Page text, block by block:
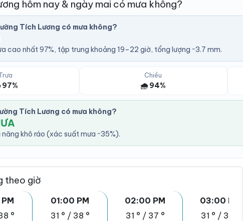
hôm nay & ngày mai có mưa không?
Tích Lương có mưa không?
cao nhất 97%, tập trung khoảng 19–22 giờ, tổng lượng ~3.7 mm.
Chiều
🌧️ 94%
Tích Lương có mưa không?
năng khô ráo (xác suất mưa ~35%).
theo giờ
°
01:00 PM
31 ° / 38 °
02:00 PM
31 ° / 37 °
03:00 PM
31 ° / 37 °